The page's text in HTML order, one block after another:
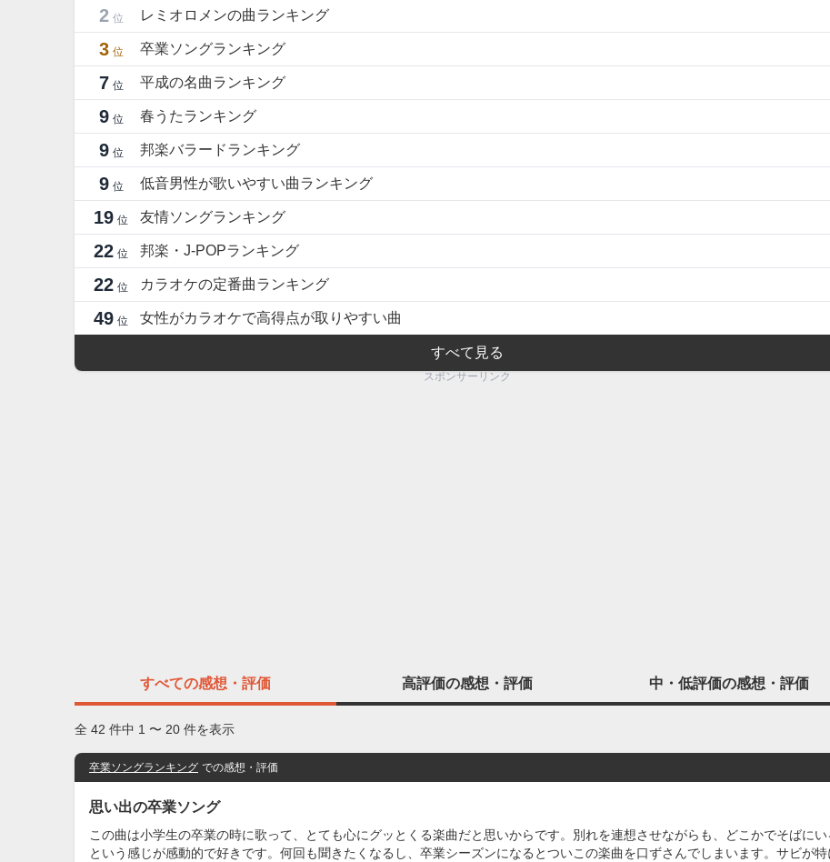
2 位 レミオロメンの曲ランキング
3 位 卒業ソングランキング
7 位 平成の名曲ランキング
9 位 春うたランキング
9 位 邦楽バラードランキング
9 位 低音男性が歌いやすい曲ランキング
19 位 友情ソングランキング
22 位 邦楽・J-POPランキング
22 位 カラオケの定番曲ランキング
49 位 女性がカラオケで高得点が取りやすい曲
すべて見る
スポンサーリンク
すべての感想・評価 高評価の感想・評価 中・低評価の感想・評価
全 42 件中 1 〜 20 件を表示
卒業ソングランキング での感想・評価
思い出の卒業ソング
この曲は小学生の卒業の時に歌って、とても心にグッとくる楽曲だと思いからです。別れを連想させながらも、どこかでそばにい
という感じが感動的で好きです。何回も聞きたくなるし、卒業シーズンになるとついこの楽曲を口ずさんでしまいます。サビが特